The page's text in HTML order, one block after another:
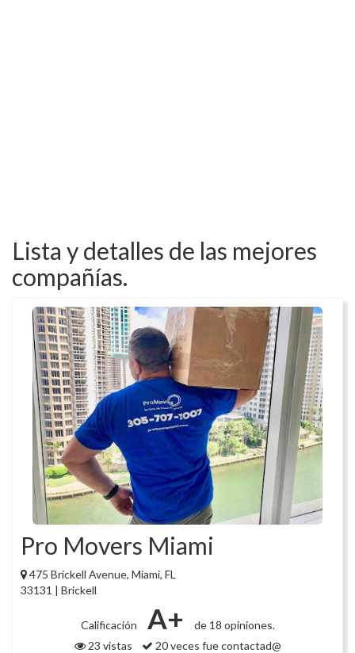
Lista y detalles de las mejores
compañías.
Pro Movers Miami
475 Brickell Avenue, Miami, FL
33131 | Brickell
Calificación A+
de 18 opiniones.
23 vistas
20 veces fue contactad@